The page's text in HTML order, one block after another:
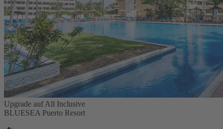
Upgrade auf All Inclusive
BLUESEA Puerto Resort